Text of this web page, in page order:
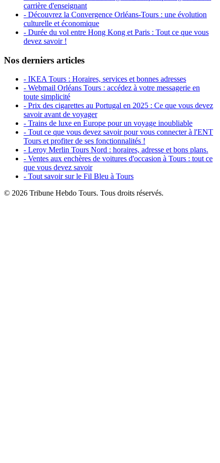
carrière d'enseignant
- Découvrez la Convergence Orléans-Tours : une évolution
culturelle et économique
- Durée du vol entre Hong Kong et Paris : Tout ce que vous
devez savoir !
Nos derniers articles
- IKEA Tours : Horaires, services et bonnes adresses
- Webmail Orléans Tours : accédez à votre messagerie en
toute simplicité
- Prix des cigarettes au Portugal en 2025 : Ce que vous devez
savoir avant de voyager
- Trains de luxe en Europe pour un voyage inoubliable
- Tout ce que vous devez savoir pour vous connecter à l'ENT
Tours et profiter de ses fonctionnalités !
- Leroy Merlin Tours Nord : horaires, adresse et bons plans.
- Ventes aux enchères de voitures d'occasion à Tours : tout ce
que vous devez savoir
- Tout savoir sur le Fil Bleu à Tours
© 2026 Tribune Hebdo Tours. Tous droits réservés.